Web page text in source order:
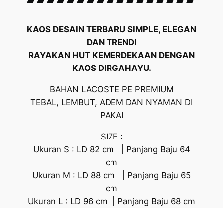
KAOS DESAIN TERBARU SIMPLE, ELEGAN
DAN TRENDI
RAYAKAN HUT KEMERDEKAAN DENGAN
KAOS DIRGAHAYU.
BAHAN LACOSTE PE PREMIUM
TEBAL, LEMBUT, ADEM DAN NYAMAN DI
PAKAI
SIZE :
Ukuran S : LD 82 cm | Panjang Baju 64
cm
Ukuran M : LD 88 cm | Panjang Baju 65
cm
Ukuran L : LD 96 cm | Panjang Baju 68 cm